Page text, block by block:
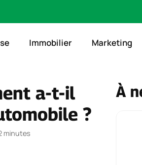
Immobilier Marketing
a-t-il
?
minutes
À